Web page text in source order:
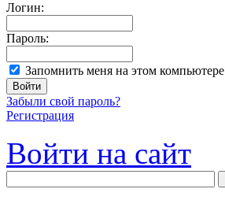
Логин:
Пароль:
Запомнить меня на этом компьютере
Забыли свой пароль?
Регистрация
Войти на сайт